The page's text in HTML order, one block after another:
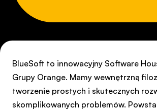
BlueSoft to innowacyjny Software
Grupy Orange. Mamy wewnętrzną
tworzenie prostych i skutecznych
skomplikowanych problemów.